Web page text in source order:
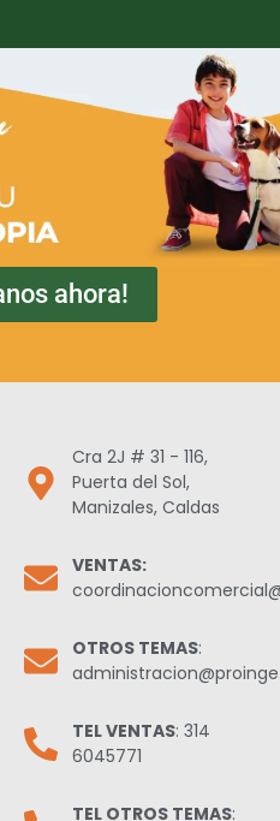
ahora!
Cra 2J # 31 - 116,
Puerta del Sol,
Manizales, Caldas
VENTAS:
OTROS TEMAS:
TEL VENTAS: 314
6045771
TEL OTROS TEMAS: